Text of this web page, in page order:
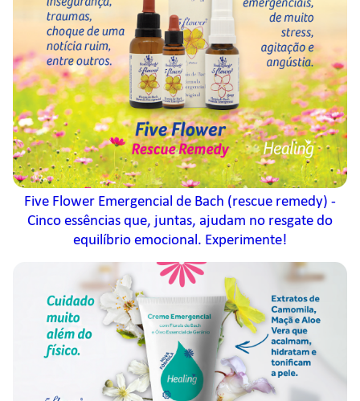
Five Flower Emergencial de Bach (rescue remedy) -
Cinco essências que, juntas, ajudam no resgate do
equilíbrio emocional. Experimente!